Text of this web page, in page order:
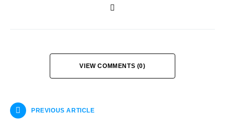
VIEW COMMENTS (0)
PREVIOUS ARTICLE